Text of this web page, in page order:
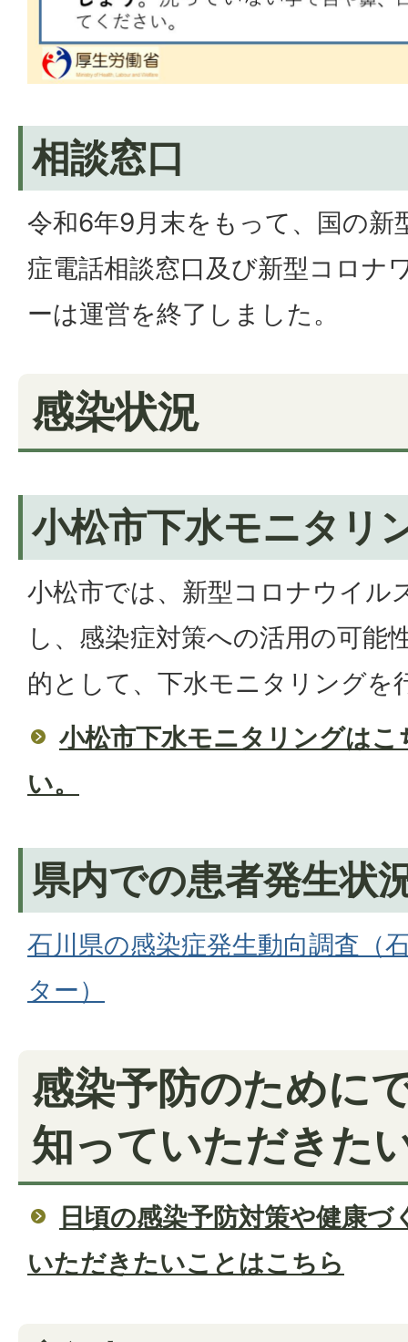
相談窓口
令和6年9月末をもって、国の新
症電話相談窓口及び新型コロナ
ーは運営を終了しました。
感染状況
小松市下水モニタリ
小松市では、新型コロナウイル
し、感染症対策への活用の可能
的として、下水モニタリングを
小松市下水モニタリングは
い。
県内での患者発生状
石川県の感染症発生動向調査（
ター）
感染予防のために
知っていただきた
日頃の感染予防対策や健康
いただきたいことはこちら